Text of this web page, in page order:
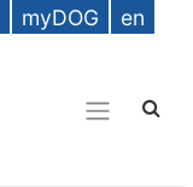
myDOG en